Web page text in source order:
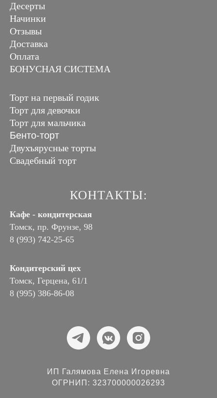
Десерты
Начинки
Отзывы
Доставка
Оплата
БОНУСНАЯ СИСТЕМА
Торт на первый годик
Торт для девочки
Торт для мальчика
Бенто-торт
Двухъярусные торты
Свадебный торт
КОНТАКТЫ:
Кафе - кондитерская
Томск, пр. Фрунзе, 98
8 (993) 742-25-65
Кондитерский цех
Томск, Герцена, 61/1
8 (995) 386-86-08
ИП Галямова Елена Игоревна
ОГРНИП: 323700000026293